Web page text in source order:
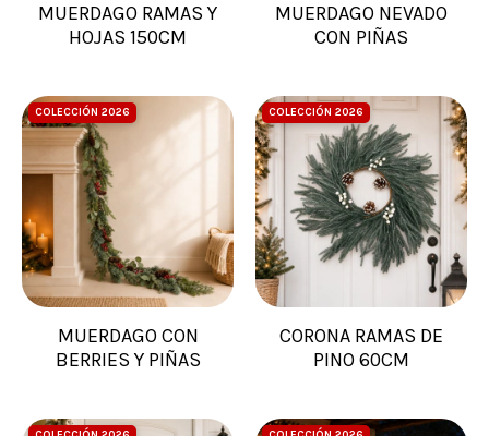
MUERDAGO RAMAS Y
HOJAS 150CM
MUERDAGO NEVADO
CON PIÑAS
COLECCIÓN 2026
MUERDAGO CON
BERRIES Y PIÑAS
COLECCIÓN 2026
CORONA RAMAS DE
PINO 60CM